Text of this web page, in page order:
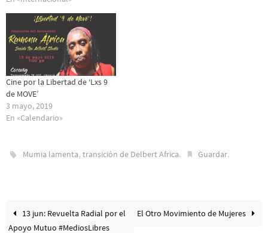
Cine por la Libertad de ‘Lxs 9
de MOVE’
3 mayo, 2019
En «Calendario»
Mumia lamenta,transición de Delbert Africa. Guardar.
13 jun: Revuelta Radial por el
Apoyo Mutuo #MediosLibres
El Otro Movimiento de Mujeres